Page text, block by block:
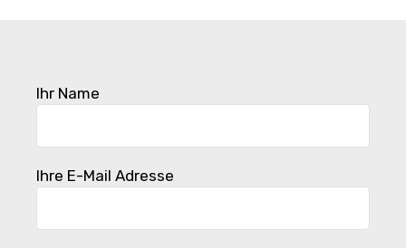
Ihr Name
Ihre E-Mail Adresse